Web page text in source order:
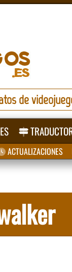
de
ACTUALIZACIONES